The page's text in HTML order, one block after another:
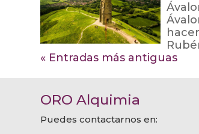
« Entradas más antiguas
ORO Alquimia
Puedes contactarnos en: